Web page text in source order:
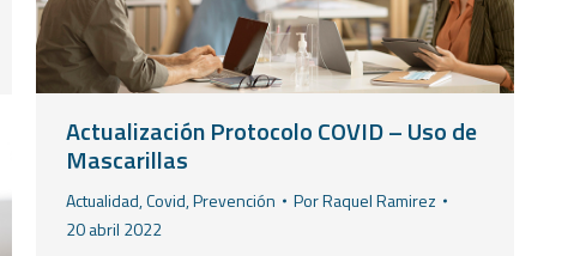
Actualización Protocolo COVID – Uso de
Mascarillas
Actualidad,Covid,Prevención PorRaquel Ramirez
20 abril 2022